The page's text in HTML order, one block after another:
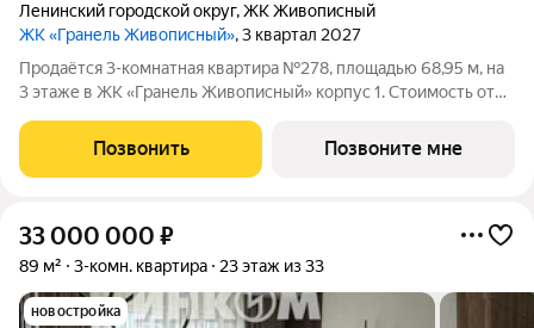
Ленинский городской округ,ЖК Живописный
ЖК «Гранель Живописный», 3 квартал 2027
Продаётся 3-комнатная квартира №278, площадью 68,95 м, на
3 этаже в ЖК «Гранель Живописный» корпус 1. Стоимость от
окна во двор. Для ценителей природы и красоты всего в 3,6 км
от МКАД в
Позвонить Позвоните мне
33 000 000 ₽
89 м² 3-комн. квартира 23 этаж из 33
новостройка